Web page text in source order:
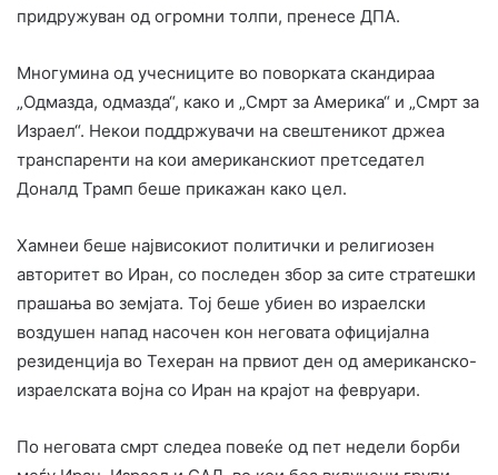
придружуван од огромни толпи, пренесе ДПА.
Многумина од учесниците во поворката скандираа
„Одмазда, одмазда“, како и „Смрт за Америка“ и „Смрт за
Израел“. Некои поддржувачи на свештеникот држеа
транспаренти на кои американскиот претседател
Доналд Трамп беше прикажан како цел.
Хамнеи беше највисокиот политички и религиозен
авторитет во Иран, со последен збор за сите стратешки
прашања во земјата. Тој беше убиен во израелски
воздушен напад насочен кон неговата официјална
резиденција во Техеран на првиот ден од американско-
израелската војна со Иран на крајот на февруари.
По неговата смрт следеа повеќе од пет недели борби